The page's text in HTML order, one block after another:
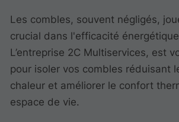
Les combles, souvent négligés,
crucial dans l'efficacité
L’entreprise 2C Multiservices, est
pour isoler vos combles réduisant
chaleur et améliorer le confort
espace de vie.